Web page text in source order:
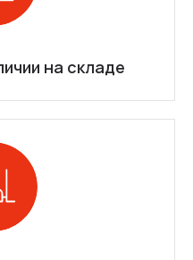
на складе